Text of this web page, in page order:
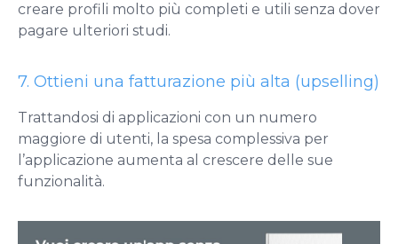
creare profili molto più completi e utili senza dover
pagare ulteriori studi.
7. Ottieni una fatturazione più alta (upselling)
Trattandosi di applicazioni con un numero
maggiore di utenti, la spesa complessiva per
l’applicazione aumenta al crescere delle sue
funzionalità.